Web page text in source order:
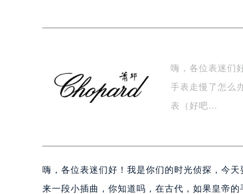
嗨，各位表迷们
手表走慢了怎么
表（好吧…
嗨，各位表迷们好！我是你们的时光侦探，今
来一段小插曲，你知道吗，在古代，如果皇帝